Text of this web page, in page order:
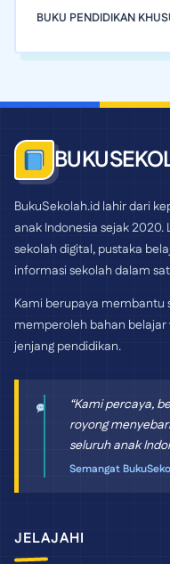
BUKU PENDIDIKAN
BukuSekolah.id lahir dari
anak Indonesia sejak
sekolah digital, pustaka
informasi sekolah dalam
Kami berupaya membantu
memperoleh bahan belajar
jenjang pendidikan.
“Kami percaya,
royong
seluruh anak
Semangat
JELAJAHI